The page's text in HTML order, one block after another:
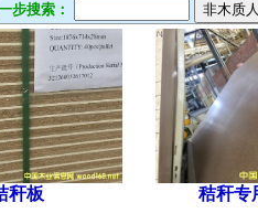
步搜索：
秆板 秸秆专